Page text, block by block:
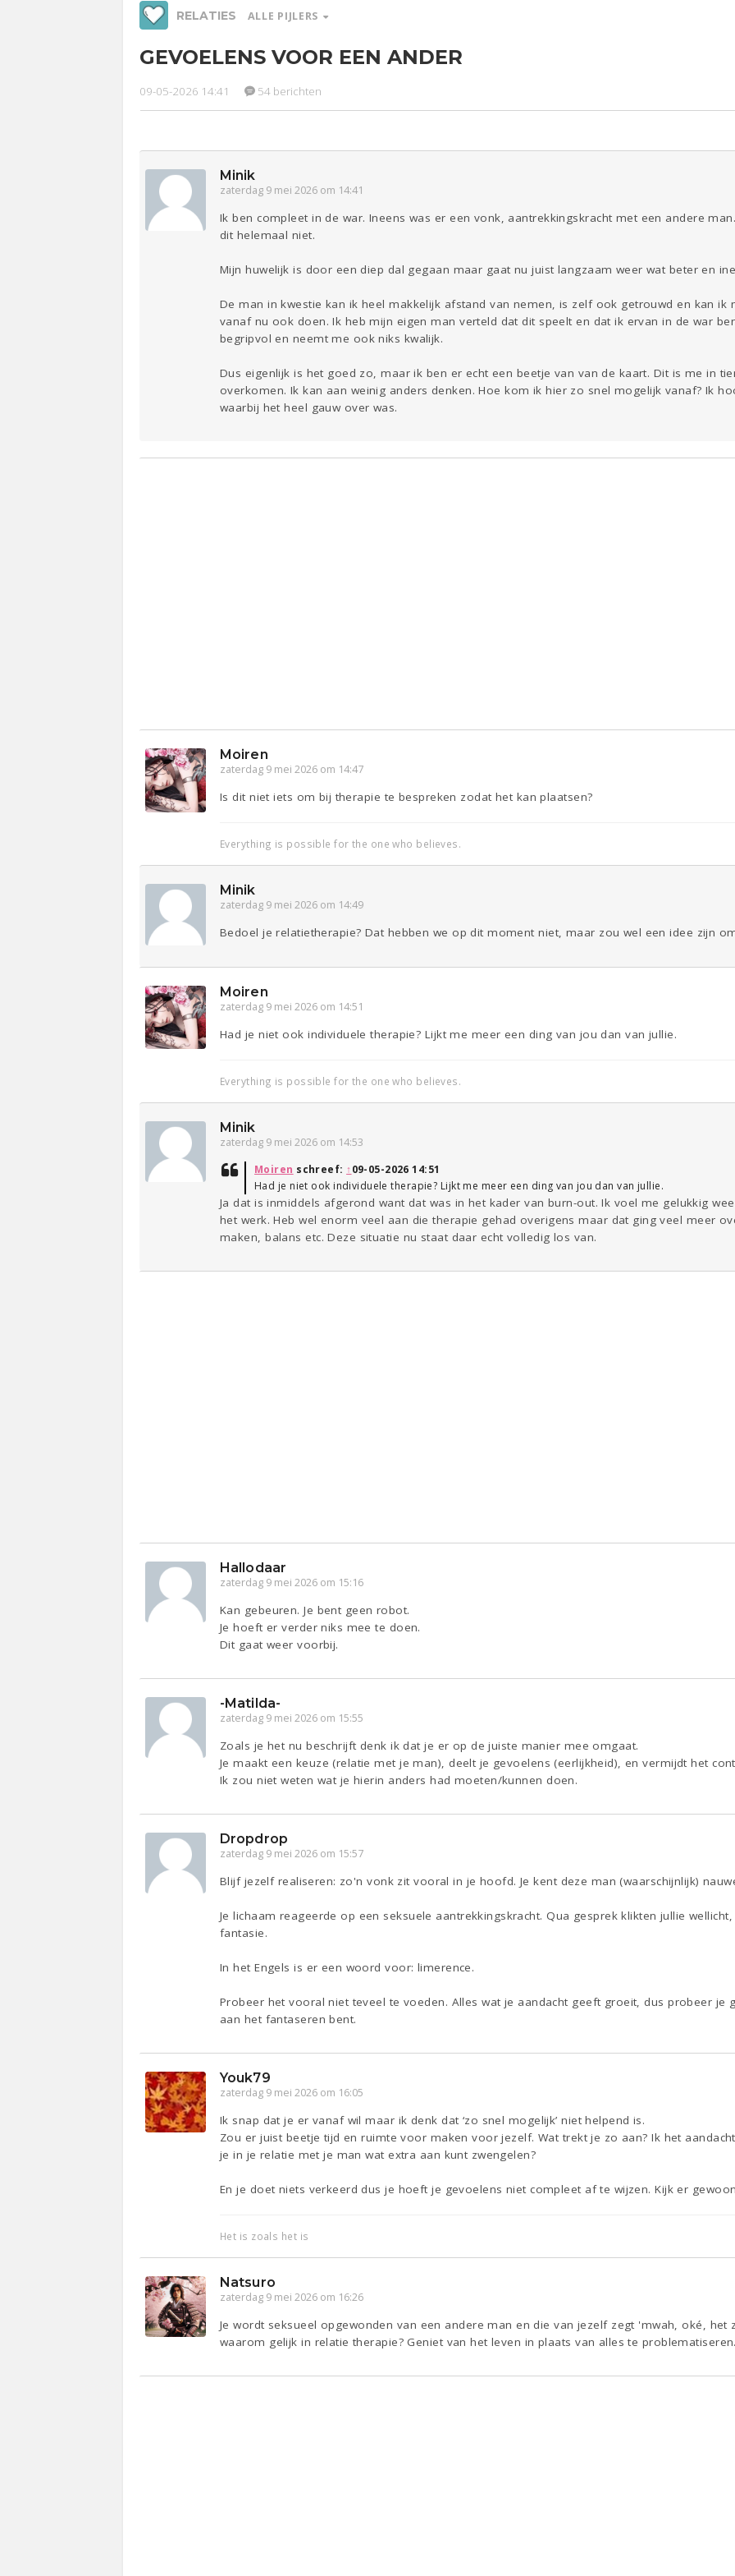
RELATIES ALLE PIJLERS
Beauty
Sport
GEVOELENS VOOR EEN ANDER
09-05-2026 14:41 54 berichten
Minik
zaterdag 9 mei 2026 om 14:41
Ik ben compleet in de war. Ineens was er een vonk, aantrekkingskracht met een andere
dit helemaal niet.
Mijn huwelijk is door een diep dal gegaan maar gaat nu juist langzaam weer wat beter en
De man in kwestie kan ik heel makkelijk afstand van nemen, is zelf ook getrouwd en kan ik
vanaf nu ook doen. Ik heb mijn eigen man verteld dat dit speelt en dat ik ervan in de war
begripvol en neemt me ook niks kwalijk.
Dus eigenlijk is het goed zo, maar ik ben er echt een beetje van van de kaart. Dit is me in
overkomen. Ik kan aan weinig anders denken. Hoe kom ik hier zo snel mogelijk vanaf? Ik
waarbij het heel gauw over was.
Moiren
zaterdag 9 mei 2026 om 14:47
Is dit niet iets om bij therapie te bespreken zodat het kan plaatsen?
Everything is possible for the one who believes.
Minik
zaterdag 9 mei 2026 om 14:49
Bedoel je relatietherapie? Dat hebben we op dit moment niet, maar zou wel een idee zijn
Moiren
zaterdag 9 mei 2026 om 14:51
Had je niet ook individuele therapie? Lijkt me meer een ding van jou dan van jullie.
Everything is possible for the one who believes.
Minik
zaterdag 9 mei 2026 om 14:53
Moiren schreef: ↑09-05-2026 14:51
Had je niet ook individuele therapie? Lijkt me meer een ding van jou dan van jullie.
Ja dat is inmiddels afgerond want dat was in het kader van burn-out. Ik voel me gelukkig
het werk. Heb wel enorm veel aan die therapie gehad overigens maar dat ging veel meer
maken, balans etc. Deze situatie nu staat daar echt volledig los van.
Hallodaar
zaterdag 9 mei 2026 om 15:16
Kan gebeuren. Je bent geen robot.
Je hoeft er verder niks mee te doen.
Dit gaat weer voorbij.
-Matilda-
zaterdag 9 mei 2026 om 15:55
Zoals je het nu beschrijft denk ik dat je er op de juiste manier mee omgaat.
Je maakt een keuze (relatie met je man), deelt je gevoelens (eerlijkheid), en vermijdt het
Ik zou niet weten wat je hierin anders had moeten/kunnen doen.
Dropdrop
zaterdag 9 mei 2026 om 15:57
Blijf jezelf realiseren: zo'n vonk zit vooral in je hoofd. Je kent deze man (waarschijnlijk)
Je lichaam reageerde op een seksuele aantrekkingskracht. Qua gesprek klikten jullie
fantasie.
In het Engels is er een woord voor: limerence.
Probeer het vooral niet teveel te voeden. Alles wat je aandacht geeft groeit, dus probeer je
aan het fantaseren bent.
Youk79
zaterdag 9 mei 2026 om 16:05
Ik snap dat je er vanaf wil maar ik denk dat ‘zo snel mogelijk’ niet helpend is.
Zou er juist beetje tijd en ruimte voor maken voor jezelf. Wat trekt je zo aan? Ik het
je in je relatie met je man wat extra aan kunt zwengelen?
En je doet niets verkeerd dus je hoeft je gevoelens niet compleet af te wijzen. Kijk er
Het is zoals het is
Natsuro
zaterdag 9 mei 2026 om 16:26
Je wordt seksueel opgewonden van een andere man en die van jezelf zegt 'mwah, oké, het
waarom gelijk in relatie therapie? Geniet van het leven in plaats van alles te